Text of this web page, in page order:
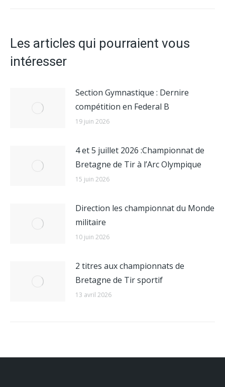
Les articles qui pourraient vous
intéresser
Section Gymnastique : Dernire
compétition en Federal B
19 juin 2026
4 et 5 juillet 2026 :Championnat de
Bretagne de Tir à l’Arc Olympique
15 juin 2026
Direction les championnat du Monde
militaire
10 juin 2026
2 titres aux championnats de
Bretagne de Tir sportif
13 avril 2026